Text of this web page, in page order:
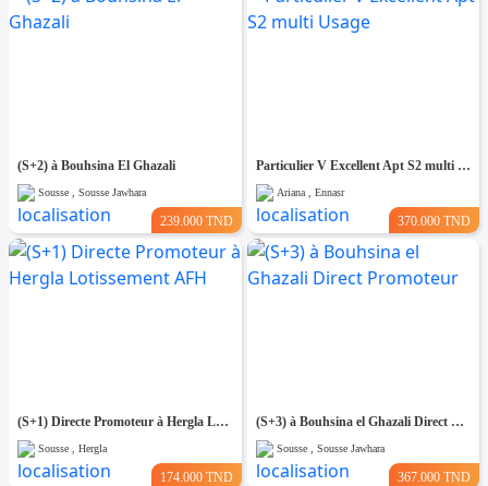
(S+2) à Bouhsina El Ghazali
Sousse , Sousse Jawhara
239.000 TND
Particulier V Excellent Apt S2 multi Usage
Ariana , Ennasr
370.000 TND
(S+1) Directe Promoteur à Hergla Lotissement AFH
Sousse , Hergla
174.000 TND
(S+3) à Bouhsina el Ghazali Direct Promoteur
Sousse , Sousse Jawhara
367.000 TND